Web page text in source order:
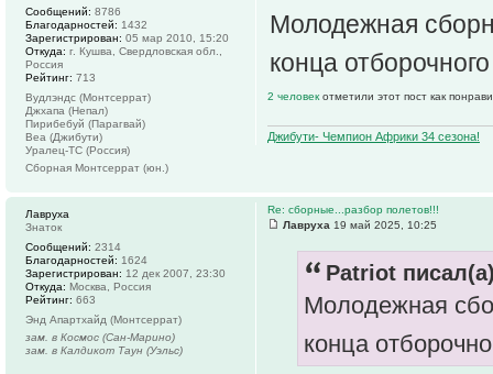
Молодежная
конца
2 человекотметили этот пост как
Джибути- Чемпион Африки 34 сезона!
Сообщений: 8786
Благодарностей: 1432
Зарегистрирован: 05 мар 2010, 15:20
Откуда: г. Кушва, Свердловская обл.,
Россия
Рейтинг: 713
Вудлэндс (Монтсеррат)
Джхапа (Непал)
Пирибебуй (Парагвай)
Веа (Джибути)
Уралец-ТС (Россия)
Сборная Монтсеррат (юн.)
Re: сборные...разбор полетов!!!
Лавруха 19 май 2025, 10:25
Patriot
Молодежная
конца
Лавруха
Знаток
Сообщений: 2314
Благодарностей: 1624
Зарегистрирован: 12 дек 2007, 23:30
Откуда: Москва, Россия
Рейтинг: 663
Энд Апартхайд (Монтсеррат)
зам. в Космос (Сан-Марино)
зам. в Калдикот Таун (Уэльс)